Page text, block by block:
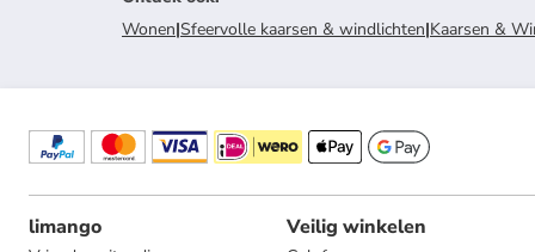
Wonen|Sfeervolle kaarsen & windlichten|Kaarsen &
limango Veilig winkelen